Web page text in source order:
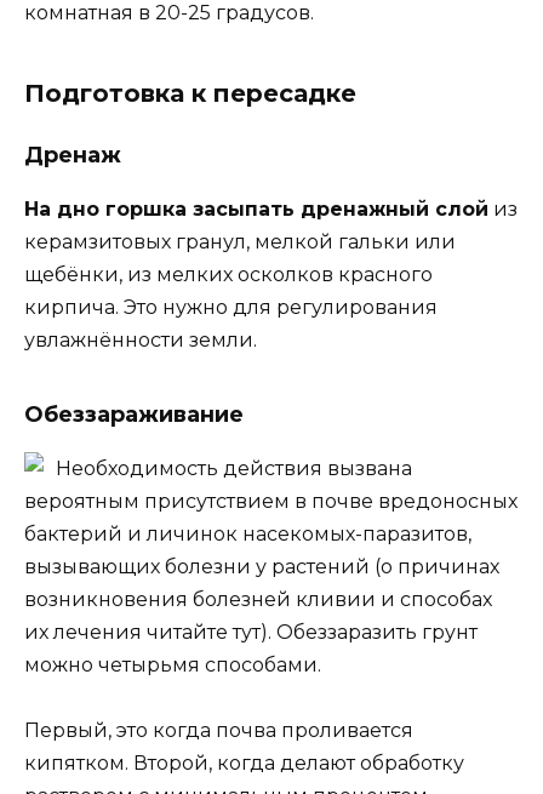
комнатная в 20-25 градусов.
Подготовка к пересадке
Дренаж
На дно горшка засыпать дренажный слой из
керамзитовых гранул, мелкой гальки или
щебёнки, из мелких осколков красного
кирпича. Это нужно для регулирования
увлажнённости земли.
Обеззараживание
Необходимость действия вызвана
вероятным присутствием в почве вредоносных
бактерий и личинок насекомых-паразитов,
вызывающих болезни у растений (о причинах
возникновения болезней кливии и способах
их лечения читайте тут). Обеззаразить грунт
можно четырьмя способами.
Первый, это когда почва проливается
кипятком. Второй, когда делают обработку